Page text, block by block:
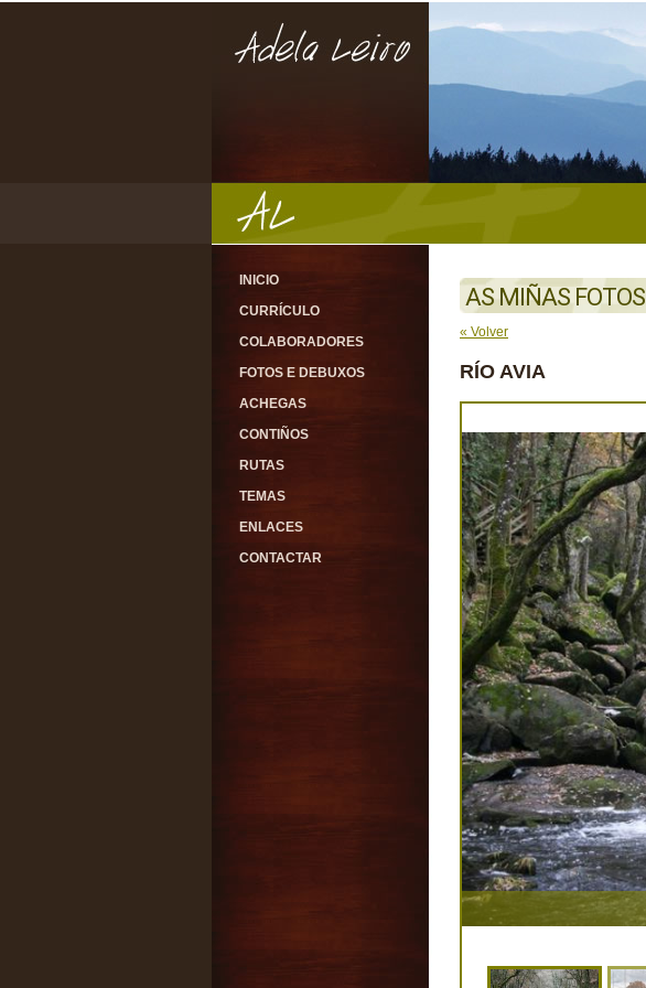
INICIO
CURRÍCULO
COLABORADORES
FOTOS E DEBUXOS
ACHEGAS
CONTIÑOS
RUTAS
TEMAS
ENLACES
CONTACTAR
AS MIÑAS FOTOS
« Volver
RÍO AVIA